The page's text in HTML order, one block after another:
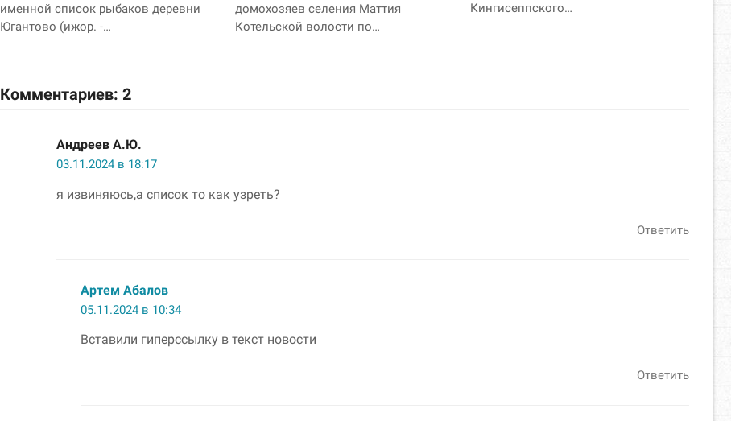
именной список рыбаков деревни
Югантово (ижор. -…
домохозяев селения Маттия
Котельской волости по…
Кингисеппского…
Комментариев: 2
Андреев А.Ю.
03.11.2024 в 18:17
я извиняюсь,а список то как узреть?
Ответить
Артем Абалов
05.11.2024 в 10:34
Вставили гиперссылку в текст новости
Ответить